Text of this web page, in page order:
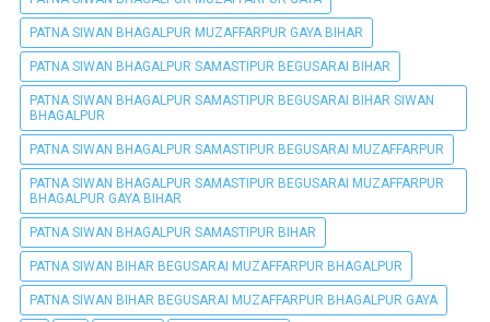
PATNA SIWAN BHAGALPUR MUZAFFARPUR GAYA BIHAR
PATNA SIWAN BHAGALPUR SAMASTIPUR BEGUSARAI BIHAR
PATNA SIWAN BHAGALPUR SAMASTIPUR BEGUSARAI BIHAR SIWAN
BHAGALPUR
PATNA SIWAN BHAGALPUR SAMASTIPUR BEGUSARAI MUZAFFARPUR
PATNA SIWAN BHAGALPUR SAMASTIPUR BEGUSARAI MUZAFFARPUR
BHAGALPUR GAYA BIHAR
PATNA SIWAN BHAGALPUR SAMASTIPUR BIHAR
PATNA SIWAN BIHAR BEGUSARAI MUZAFFARPUR BHAGALPUR
PATNA SIWAN BIHAR BEGUSARAI MUZAFFARPUR BHAGALPUR GAYA